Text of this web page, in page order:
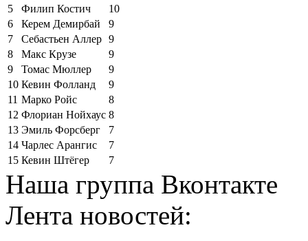
5
Филип Костич
10
6
Керем Демирбай
9
7
Себастьен Аллер 9
8
Макс Крузе
9
9
Томас Мюллер
9
10 Кевин Фолланд
9
11 Марко Ройс
8
12 Флориан Нойхаус 8
13 Эмиль Форсберг
7
14 Чарлес Арангис
7
15 Кевин Штёгер 7
Наша группа Вконтакте
Лента новостей: